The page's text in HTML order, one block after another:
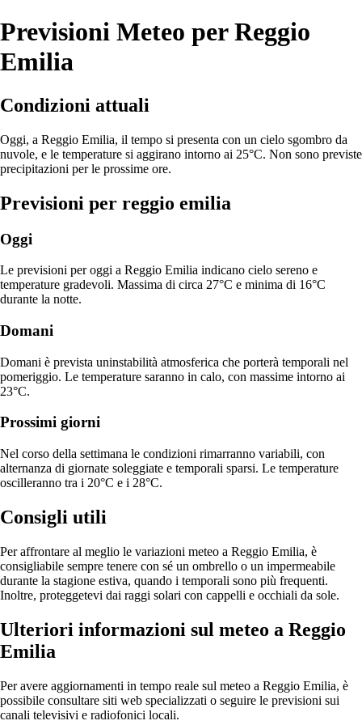
Previsioni Meteo per Reggio
Emilia
Condizioni attuali
Oggi, a Reggio Emilia, il tempo si presenta con un cielo sgombro da
nuvole, e le temperature si aggirano intorno ai 25°C. Non sono previste
precipitazioni per le prossime ore.
Previsioni per reggio emilia
Oggi
Le previsioni per oggi a Reggio Emilia indicano cielo sereno e
temperature gradevoli. Massima di circa 27°C e minima di 16°C
durante la notte.
Domani
Domani è prevista uninstabilità atmosferica che porterà temporali nel
pomeriggio. Le temperature saranno in calo, con massime intorno ai
23°C.
Prossimi giorni
Nel corso della settimana le condizioni rimarranno variabili, con
alternanza di giornate soleggiate e temporali sparsi. Le temperature
oscilleranno tra i 20°C e i 28°C.
Consigli utili
Per affrontare al meglio le variazioni meteo a Reggio Emilia, è
consigliabile sempre tenere con sé un ombrello o un impermeabile
durante la stagione estiva, quando i temporali sono più frequenti.
Inoltre, proteggetevi dai raggi solari con cappelli e occhiali da sole.
Ulteriori informazioni sul meteo a Reggio
Emilia
Per avere aggiornamenti in tempo reale sul meteo a Reggio Emilia, è
possibile consultare siti web specializzati o seguire le previsioni sui
canali televisivi e radiofonici locali.